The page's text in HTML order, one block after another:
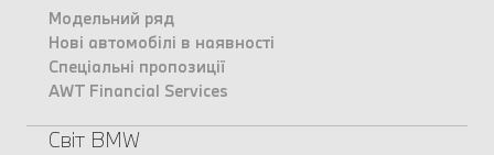
Модельний ряд
Нові автомобілі в наявності
Спеціальні пропозиції
AWT Financial Services
Світ BMW